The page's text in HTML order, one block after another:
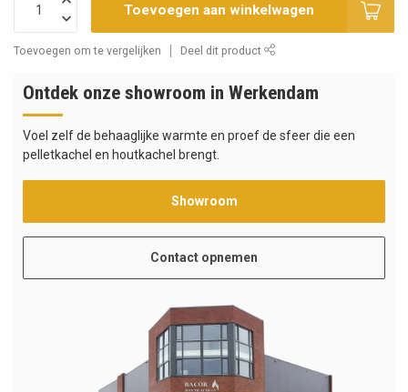
Toevoegen aan winkelwagen
Toevoegen om te vergelijken Deel dit product
Ontdek onze showroom in Werkendam
Voel zelf de behaaglijke warmte en proef de sfeer die een
pelletkachel en houtkachel brengt.
Showroom
Contact opnemen